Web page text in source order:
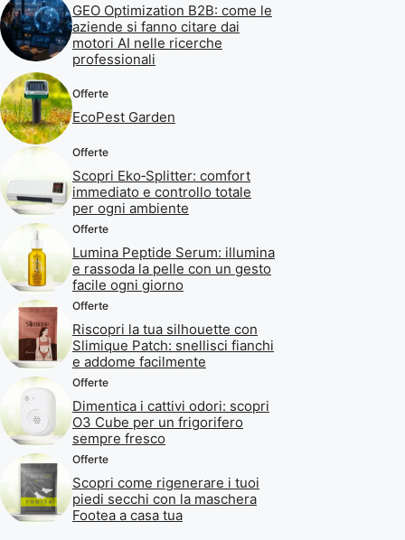
GEO Optimization B2B: come le
aziende si fanno citare dai
motori AI nelle ricerche
professionali
Offerte
EcoPest Garden
Offerte
Scopri Eko‑Splitter: comfort
immediato e controllo totale
per ogni ambiente
Offerte
Lumina Peptide Serum: illumina
e rassoda la pelle con un gesto
facile ogni giorno
Offerte
Riscopri la tua silhouette con
Slimique Patch: snellisci fianchi
e addome facilmente
Offerte
Dimentica i cattivi odori: scopri
O3 Cube per un frigorifero
sempre fresco
Offerte
Scopri come rigenerare i tuoi
piedi secchi con la maschera
Footea a casa tua